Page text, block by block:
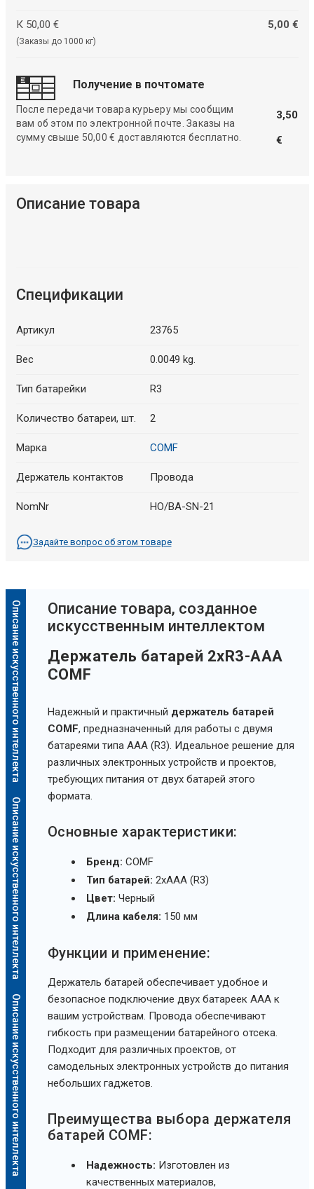
К 50,00 €
(Заказы до 1000 кг)
5,00 €
Получение в почтомате
После передачи товара курьеру мы сообщим
вам об этом по электронной почте. Заказы на
сумму свыше 50,00 € доставляются бесплатно.
3,50
€
Описание товара
Спецификации
Артикул 23765
Вес 0.0049 kg.
Тип батарейки R3
Количество батареи, шт. 2
Марка COMF
Держатель контактов Провода
NomNr HO/BA-SN-21
Задайте вопрос об этом товаре
Описание искусственного интеллекта
Описание искусственного интеллекта
Описание искусственного интеллекта
Oписание товара, созданное
искусственным интеллектом
Держатель батарей 2xR3-AAA
COMF
Надежный и практичный держатель батарей
COMF, предназначенный для работы с двумя
батареями типа AAA (R3). Идеальное решение для
различных электронных устройств и проектов,
требующих питания от двух батарей этого
формата.
Основные характеристики:
Бренд: COMF
Тип батарей: 2xAAA (R3)
Цвет: Черный
Длина кабеля: 150 мм
Функции и применение:
Держатель батарей обеспечивает удобное и
безопасное подключение двух батареек AAA к
вашим устройствам. Провода обеспечивают
гибкость при размещении батарейного отсека.
Подходит для различных проектов, от
самодельных электронных устройств до питания
небольших гаджетов.
Преимущества выбора держателя
батарей COMF:
Надежность: Изготовлен из
качественных материалов,